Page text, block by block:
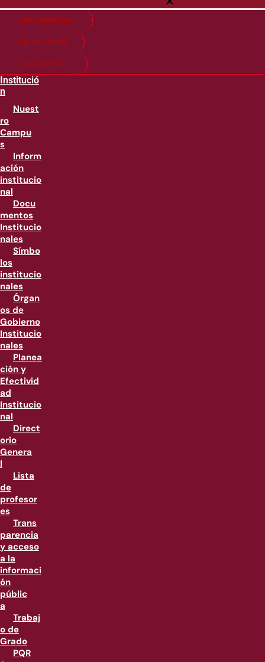
Citas financieras
Guía de matricula
Pago en línea
Institució
n
Nuest
ro
Campu
s
Inform
ación
institucio
nal
Docu
mentos
Institucio
nales
Símbo
los
institucio
nales
Órgan
os de
Gobierno
Institucio
nales
Planea
ción y
Efectivid
ad
Institucio
nal
Direct
orio
Genera
l
Lista
de
profesor
es
Trans
parencia
y acceso
a la
informaci
ón
públic
a
Trabaj
o de
Grado
PQR